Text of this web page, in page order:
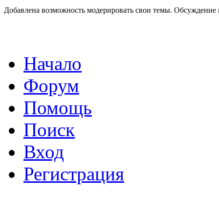
Добавлена возможность модерировать свои темы.
Начало
Форум
Помощь
Поиск
Вход
Регистрация